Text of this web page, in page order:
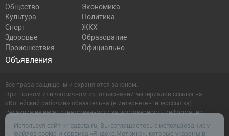
Общество
Экономика
Культура
Политика
Спорт
ЖКХ
Здоровье
Образование
Происшествия
Официально
Объявления
Все права защищены и охраняются законом.
При полном или частичном использовании материалов ссылка на
«Копейский рабочий» обязательна (в интернете - гиперссылка).
Редакция не несет ответственности за достоверность информации,
содержащейся в рекламных объявлениях.
Настоящий ресурс может содержать материалы 16+
Используя сайт kr-gazeta.ru, Вы соглашаетесь с использованием
файлов cookie и сервиса «Яндекс.Метрика», которые указаны в